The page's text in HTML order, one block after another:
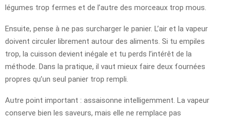
légumes trop fermes et de l’autre des morceaux trop mous.
Ensuite, pense à ne pas surcharger le panier. L’air et la vapeur
doivent circuler librement autour des aliments. Si tu empiles
trop, la cuisson devient inégale et tu perds l’intérêt de la
méthode. Dans la pratique, il vaut mieux faire deux fournées
propres qu’un seul panier trop rempli.
Autre point important : assaisonne intelligemment. La vapeur
conserve bien les saveurs, mais elle ne remplace pas